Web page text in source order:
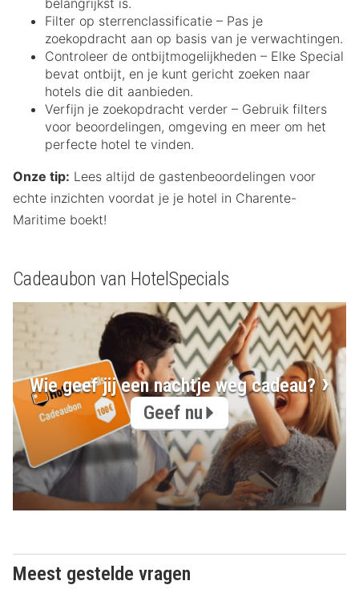
belangrijkst is.
Filter op sterrenclassificatie – Pas je
zoekopdracht aan op basis van je verwachtingen.
Controleer de ontbijtmogelijkheden – Elke Special
bevat ontbijt, en je kunt gericht zoeken naar
hotels die dit aanbieden.
Verfijn je zoekopdracht verder – Gebruik filters
voor beoordelingen, omgeving en meer om het
perfecte hotel te vinden.
Onze tip: Lees altijd de gastenbeoordelingen voor
echte inzichten voordat je je hotel in Charente-
Maritime boekt!
Cadeaubon van HotelSpecials
Wie geef jij een nachtje weg cadeau?
Geef nu
Meest gestelde vragen